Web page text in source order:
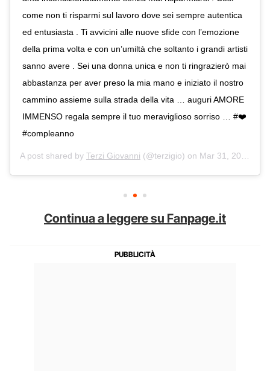
come non ti risparmi sul lavoro dove sei sempre autentica
ed entusiasta . Ti avvicini alle nuove sfide con l’emozione
della prima volta e con un’umiltà che soltanto i grandi artisti
sanno avere . Sei una donna unica e non ti ringrazierò mai
abbastanza per aver preso la mia mano e iniziato il nostro
cammino assieme sulla strada della vita … auguri AMORE
IMMENSO regala sempre il tuo meraviglioso sorriso … #❤️
#compleanno
A post shared by Terzi Giovanni (@terzigio) on Mar 31, 2019 at 10:19pm PDT
Continua a leggere su Fanpage.it